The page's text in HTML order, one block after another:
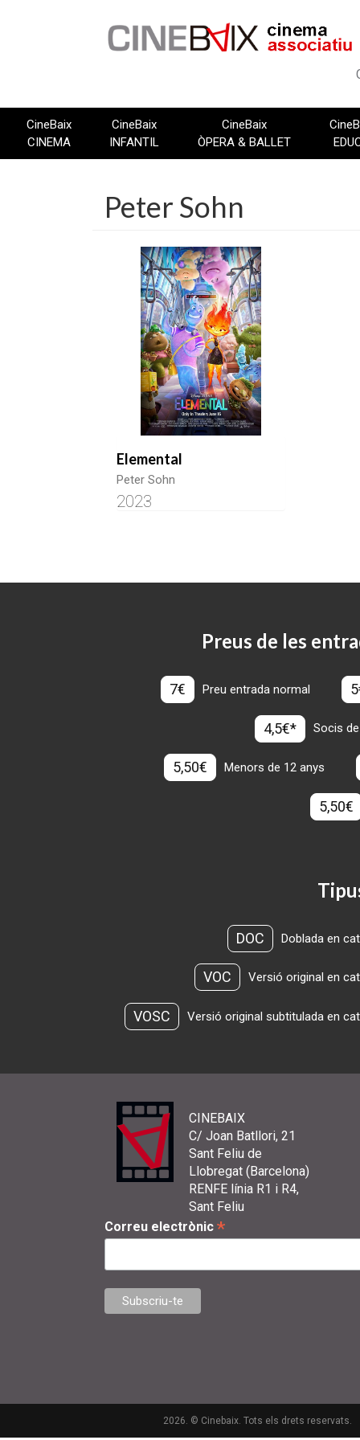
CineBaix
CINEMA
CineBaix
INFANTIL
CineBaix
ÒPERA & BALLET
Peter Sohn
Elemental
Peter Sohn
2023
Preus de les
7€ Preu entrada normal
4,5€* Socis
5,50€ Menors de 12 anys
5,50€
DOC Doblada en
VOC Versió original en
VOSC Versió original subtitulada en
CINEBAIX
C/ Joan Batllori, 21
Sant Feliu de
Llobregat (Barcelona)
RENFE línia R1 i R4,
Sant Feliu
Correu electrònic *
2026. © Cinebaix. Tots els drets reservats.